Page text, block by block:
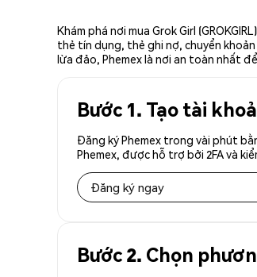
Khám phá nơi mua Grok Girl
thẻ tín dụng, thẻ ghi nợ, chuyển
lừa đảo, Phemex là nơi an toàn nhất
Bước 1. Tạo tài
Đăng ký Phemex trong vài phút
Phemex, được hỗ trợ bởi 2FA và
Đăng ký ngay
Bước 2. Chọn